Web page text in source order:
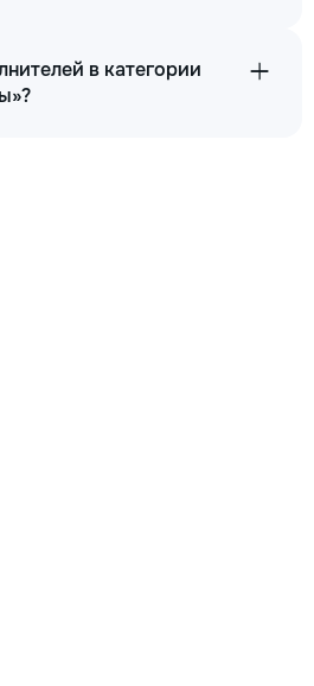
в категории